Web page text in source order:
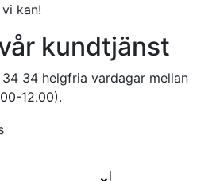
kan!
kundtjänst
34 helgfria vardagar mellan
12.00).